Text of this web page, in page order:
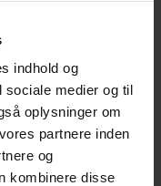
indhold og
sociale medier og til
oplysninger om
partnere inden
og
kombinere disse